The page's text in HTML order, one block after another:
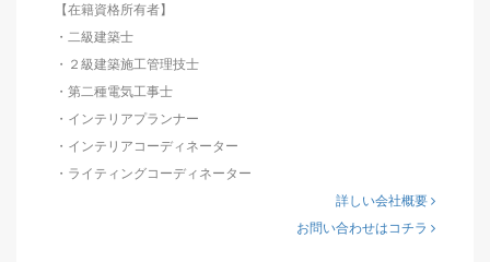
【在籍資格所有者】
・二級建築士
・２級建築施工管理技士
・第二種電気工事士
・インテリアプランナー
・インテリアコーディネーター
・ライティングコーディネーター
詳しい会社概要
お問い合わせはコチラ